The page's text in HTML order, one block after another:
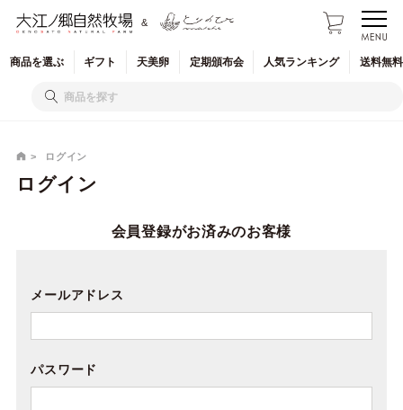
&
商品を選ぶ ギフト 天美卵 定期頒布会 人気ランキング 送料無
ログイン
ログイン
会員登録がお済みのお客様
メールアドレス
パスワード